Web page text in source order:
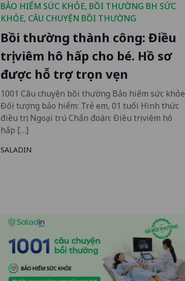
BẢO HIỂM SỨC KHỎE, BỒI THƯỜNG BH SỨC
KHỎE, CÂU CHUYỆN BỒI THƯỜNG
Bồi thường thành công: Điều
trị viêm hô hấp cho bé. Hồ sơ
được hỗ trợ trọn vẹn
1001 Câu chuyện bồi thường Bảo hiểm sức khỏe
Đối tượng bảo hiểm: Trẻ em, 01 tuổi Hình thức
điều trị: Ngoại trú Chẩn đoán: Điều trị viêm hô
hấp […]
SALADIN